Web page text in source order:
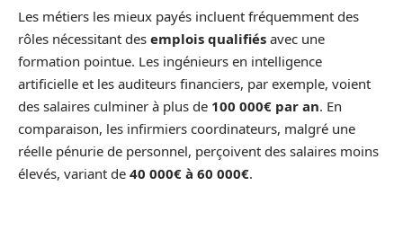
Les métiers les mieux payés incluent fréquemment des
rôles nécessitant des emplois qualifiés avec une
formation pointue. Les ingénieurs en intelligence
artificielle et les auditeurs financiers, par exemple, voient
des salaires culminer à plus de 100 000€ par an. En
comparaison, les infirmiers coordinateurs, malgré une
réelle pénurie de personnel, perçoivent des salaires moins
élevés, variant de 40 000€ à 60 000€.